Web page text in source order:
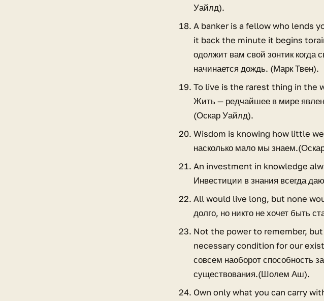
Уайлд).
A banker is a fellow who lends
it back the minute it begins
одолжит вам свой зонтик когда
начинается дождь. (Марк Твен).
To live is the rarest thing in the
Жить — редчайшее в мире
(Оскар Уайлд).
Wisdom is knowing how little we
насколько мало мы
An investment in knowledge
Инвестиции в знания всегда
All would live long, but none
долго, но никто не хочет быть
Not the power to remember,
necessary condition for our
совсем наоборот способность
существования.(Шолем Аш).
Own only what you can carry